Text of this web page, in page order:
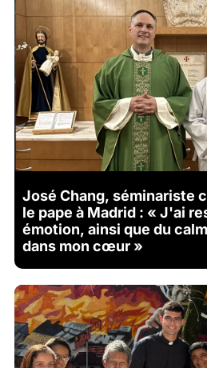
José Chang, séminariste
le pape à Madrid : « J'ai
émotion, ainsi que du
dans mon cœur »